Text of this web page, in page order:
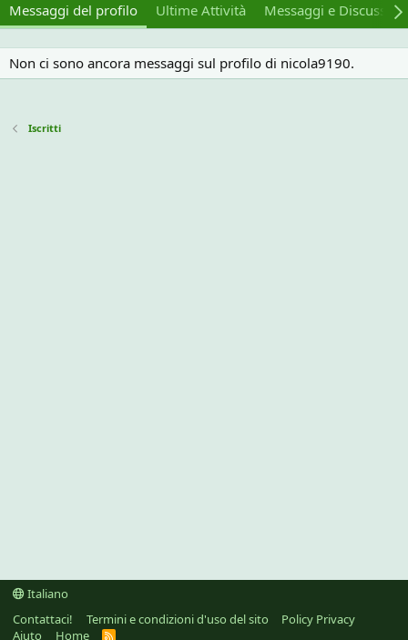
Messaggi del profilo Ultime Attività Messaggi e
Non ci sono ancora messaggi sul profilo di nicola9190.
Iscritti
Italiano
Contattaci!
Termini e condizioni d'uso del sito
Policy Privacy
Aiuto
Home R